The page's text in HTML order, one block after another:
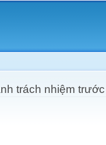
trách nhiệm